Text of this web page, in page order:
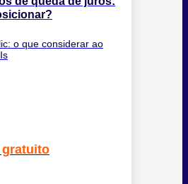
o que considerar ao